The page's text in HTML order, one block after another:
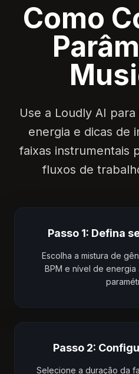
Como
Use a Loudly AI
energia e dicas de
faixas instrumentais
fluxos de
Passo 1: Defina
Escolha a mistura de
BPM e nível de
Passo 2:
Selecione a duração da